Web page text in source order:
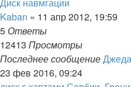
Kaban » 11 апр 2012, 19:59
5 Ответы
12413 Просмотры
Последнее сообщение
23 фев 2016, 09:24